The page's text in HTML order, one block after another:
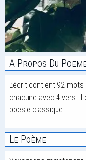
A Propos Du
L’écrit contient 92
chacune avec 4 vers. Il
poésie classique.
Le Poème